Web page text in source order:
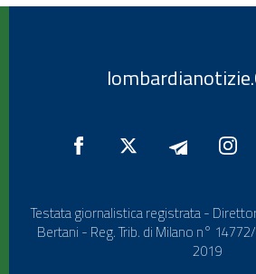
Testata giornalistica registrata -
Bertani - Reg. Trib. di Milano n°
2019